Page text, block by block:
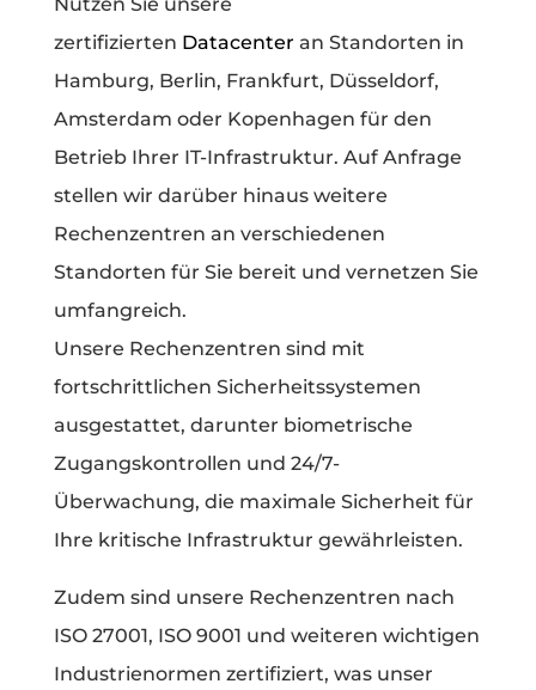
zertifizierten Datacenter an Standorten in
Hamburg, Berlin, Frankfurt, Düsseldorf,
Amsterdam oder Kopenhagen für den
Betrieb Ihrer IT-Infrastruktur. Auf Anfrage
stellen wir darüber hinaus weitere
Rechenzentren an verschiedenen
Standorten für Sie bereit und vernetzen Sie
umfangreich.
Unsere Rechenzentren sind mit
fortschrittlichen Sicherheitssystemen
ausgestattet, darunter biometrische
Zugangskontrollen und 24/7-
Überwachung, die maximale Sicherheit für
Ihre kritische Infrastruktur gewährleisten.
Zudem sind unsere Rechenzentren nach
ISO 27001, ISO 9001 und weiteren wichtigen
Industrienormen zertifiziert, was unser